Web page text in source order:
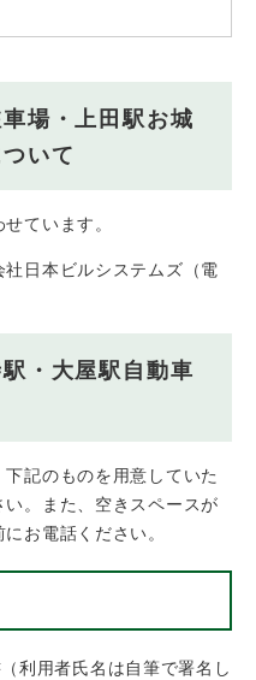
場・上田駅お城
ついて
ています。
日本ビルシステムズ（電
・大屋駅自動車
記のものを用意していた
。また、空きスペースが
お電話ください。
利用者氏名は自筆で署名し